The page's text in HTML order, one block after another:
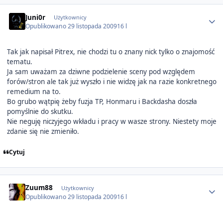
Juni0r Użytkownicy
Opublikowano29 listopada 200916 l
Tak jak napisał Pitrex, nie chodzi tu o znany nick tylko o znajomość
tematu.
Ja sam uważam za dziwne podzielenie sceny pod względem
forów/stron ale tak już wyszło i nie widzę jak na razie konkretnego
remedium na to.
Bo grubo wątpię żeby fuzja TP, Honmaru i Backdasha doszła
pomyślnie do skutku.
Nie neguję niczyjego wkładu i pracy w wasze strony. Niestety moje
zdanie się nie zmieniło.
Cytuj
Zuum88 Użytkownicy
Opublikowano29 listopada 200916 l